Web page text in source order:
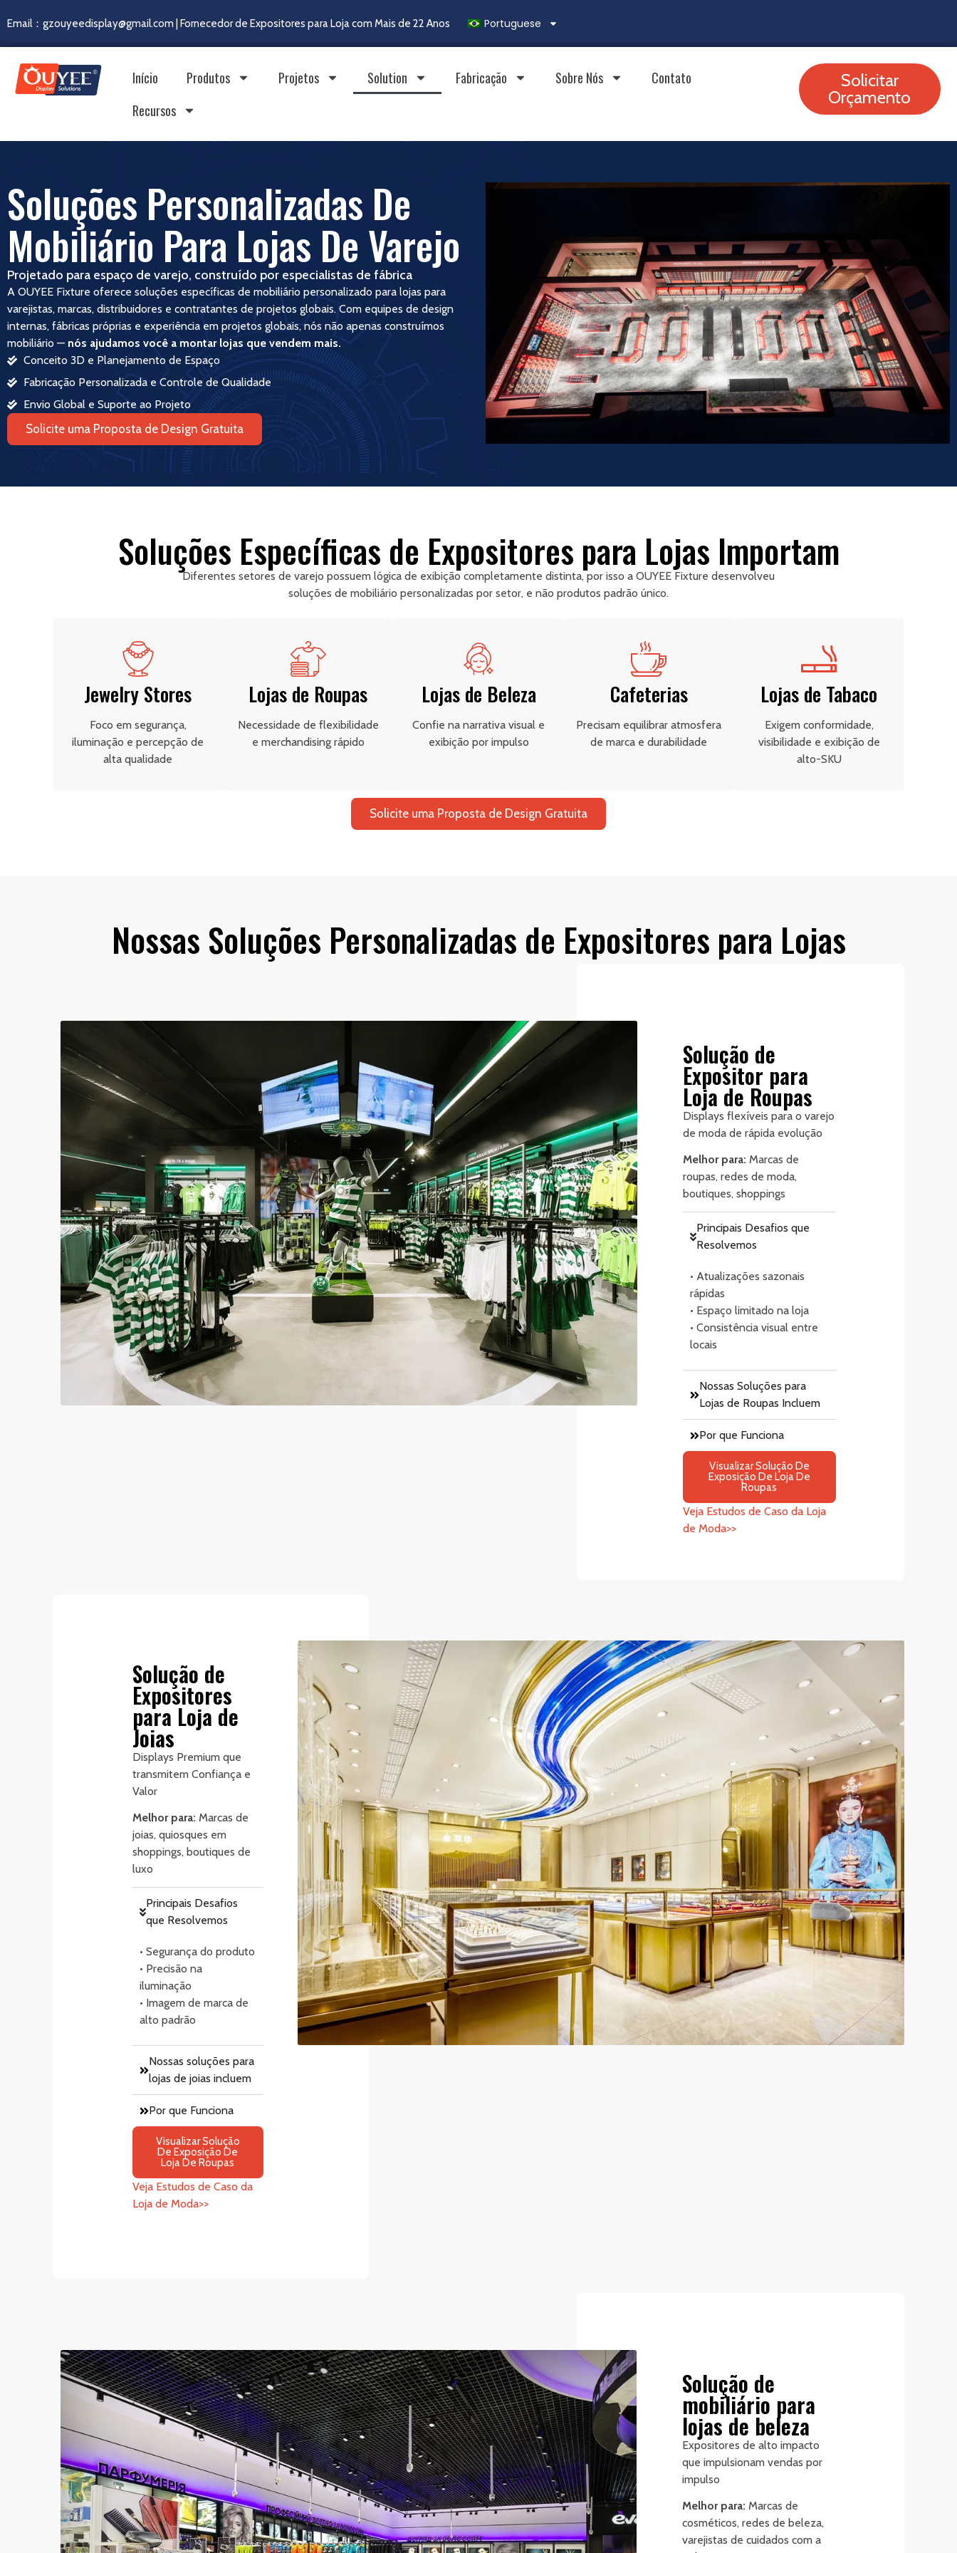
Email：gzouyeedisplay@gmail.com | Fornecedor de Expositores para Loja com Mais de 22 Anos Portuguese
Início Produtos Projetos Solution Fabricação Sobre Nós
Contato
Recursos
Solicitar
Orçamento
Soluções Personalizadas De
Mobiliário Para Lojas De Varejo
Projetado para espaço de varejo, construído por especialistas de fábrica
A OUYEE Fixture oferece soluções específicas de mobiliário personalizado para lojas para
varejistas, marcas, distribuidores e contratantes de projetos globais. Com equipes de design
internas, fábricas próprias e experiência em projetos globais, nós não apenas construímos
mobiliário — nós ajudamos você a montar lojas que vendem mais.
Conceito 3D e Planejamento de Espaço
Fabricação Personalizada e Controle de Qualidade
Envio Global e Suporte ao Projeto
Solicite uma Proposta de Design Gratuita
Soluções Específicas de Expositores para Lojas Importam
Diferentes setores de varejo possuem lógica de exibição completamente distinta, por isso a OUYEE Fixture desenvolveu
soluções de mobiliário personalizadas por setor, e não produtos padrão único.
Jewelry Stores
Foco em segurança,
iluminação e percepção de
alta qualidade
Lojas de Roupas
Necessidade de flexibilidade
e merchandising rápido
Lojas de Beleza
Confie na narrativa visual e
exibição por impulso
Cafeterias
Precisam equilibrar atmosfera
de marca e durabilidade
Lojas de Tabaco
Exigem conformidade,
visibilidade e exibição de
alto-SKU
Solicite uma Proposta de Design Gratuita
Nossas Soluções Personalizadas de Expositores para Lojas
Solução de
Expositor para
Loja de Roupas
Displays flexíveis para o varejo
de moda de rápida evolução
Melhor para: Marcas de
roupas, redes de moda,
boutiques, shoppings
Principais Desafios que
Resolvemos
• Atualizações sazonais
rápidas
• Espaço limitado na loja
• Consistência visual entre
locais
Nossas Soluções para
Lojas de Roupas Incluem
Por que Funciona
Visualizar Solução De
Exposição De Loja De
Roupas
Veja Estudos de Caso da Loja
de Moda>>
Solução de
Expositores
para Loja de
Joias
Displays Premium que
transmitem Confiança e
Valor
Melhor para: Marcas de
joias, quiosques em
shoppings, boutiques de
luxo
Principais Desafios
que Resolvemos
• Segurança do produto
• Precisão na
iluminação
• Imagem de marca de
alto padrão
Nossas soluções para
lojas de joias incluem
Por que Funciona
Visualizar Solução
De Exposição De
Loja De Roupas
Veja Estudos de Caso da
Loja de Moda>>
Solução de
mobiliário para
lojas de beleza
Expositores de alto impacto
que impulsionam vendas por
impulso
Melhor para: Marcas de
cosméticos, redes de beleza,
varejistas de cuidados com a